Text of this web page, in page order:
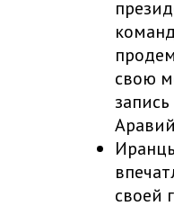
свою
своей